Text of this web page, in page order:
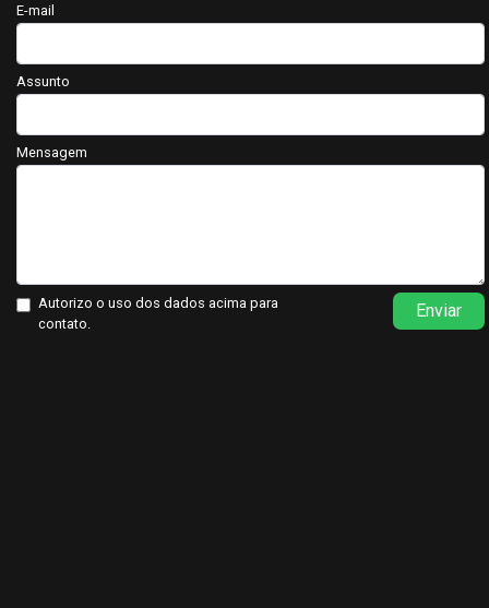
E-mail
Assunto
Mensagem
Autorizo o uso dos dados acima para
contato.
Enviar